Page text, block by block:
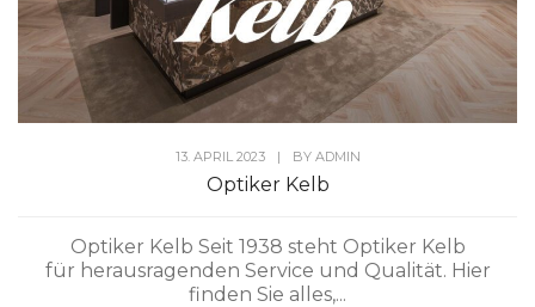
13. APRIL 2023 | BY ADMIN
Optiker Kelb
Optiker Kelb Seit 1938 steht Optiker Kelb
für herausragenden Service und Qualität. Hier
finden Sie alles,...